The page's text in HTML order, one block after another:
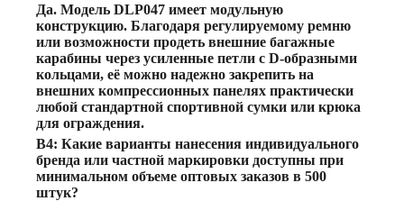
Да. Модель DLP047 имеет модульную
конструкцию. Благодаря регулируемому ремню
или возможности продеть внешние багажные
карабины через усиленные петли с D-образными
кольцами, её можно надежно закрепить на
внешних компрессионных панелях практически
любой стандартной спортивной сумки или крюка
для ограждения.
В4: Какие варианты нанесения индивидуального
бренда или частной маркировки доступны при
минимальном объеме оптовых заказов в 500
штук?